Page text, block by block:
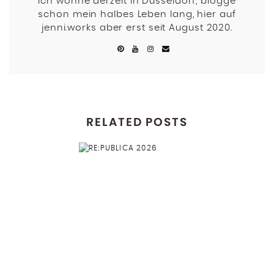
schon mein halbes Leben lang, hier auf
jenni.works aber erst seit August 2020.
RELATED POSTS